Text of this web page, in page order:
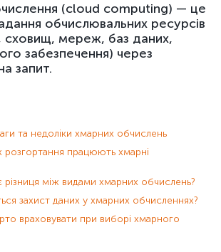
(cloud computing) — це
обчислювальних ресурсів
сховищ, мереж, баз даних,
забезпечення) через
запит.
та недоліки хмарних обчислень
розгортання працюють хмарні
різниця між видами хмарних обчислень?
захист даних у хмарних обчисленнях?
враховувати при виборі хмарного